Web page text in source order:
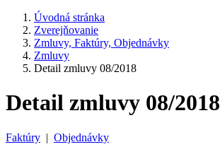
Úvodná stránka
Zverejňovanie
Zmluvy, Faktúry, Objednávky
Zmluvy
Detail zmluvy 08/2018
Detail zmluvy 08/2018
Faktúry | Objednávky